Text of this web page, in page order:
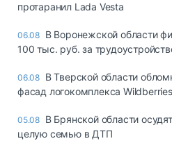
протаранил Lada Vesta
06.08 В Воронежской области
100 тыс. руб. за
06.08 В Тверской области
фасад логокомплекса Wildberries
05.08 В Брянской области
целую семью в ДТП